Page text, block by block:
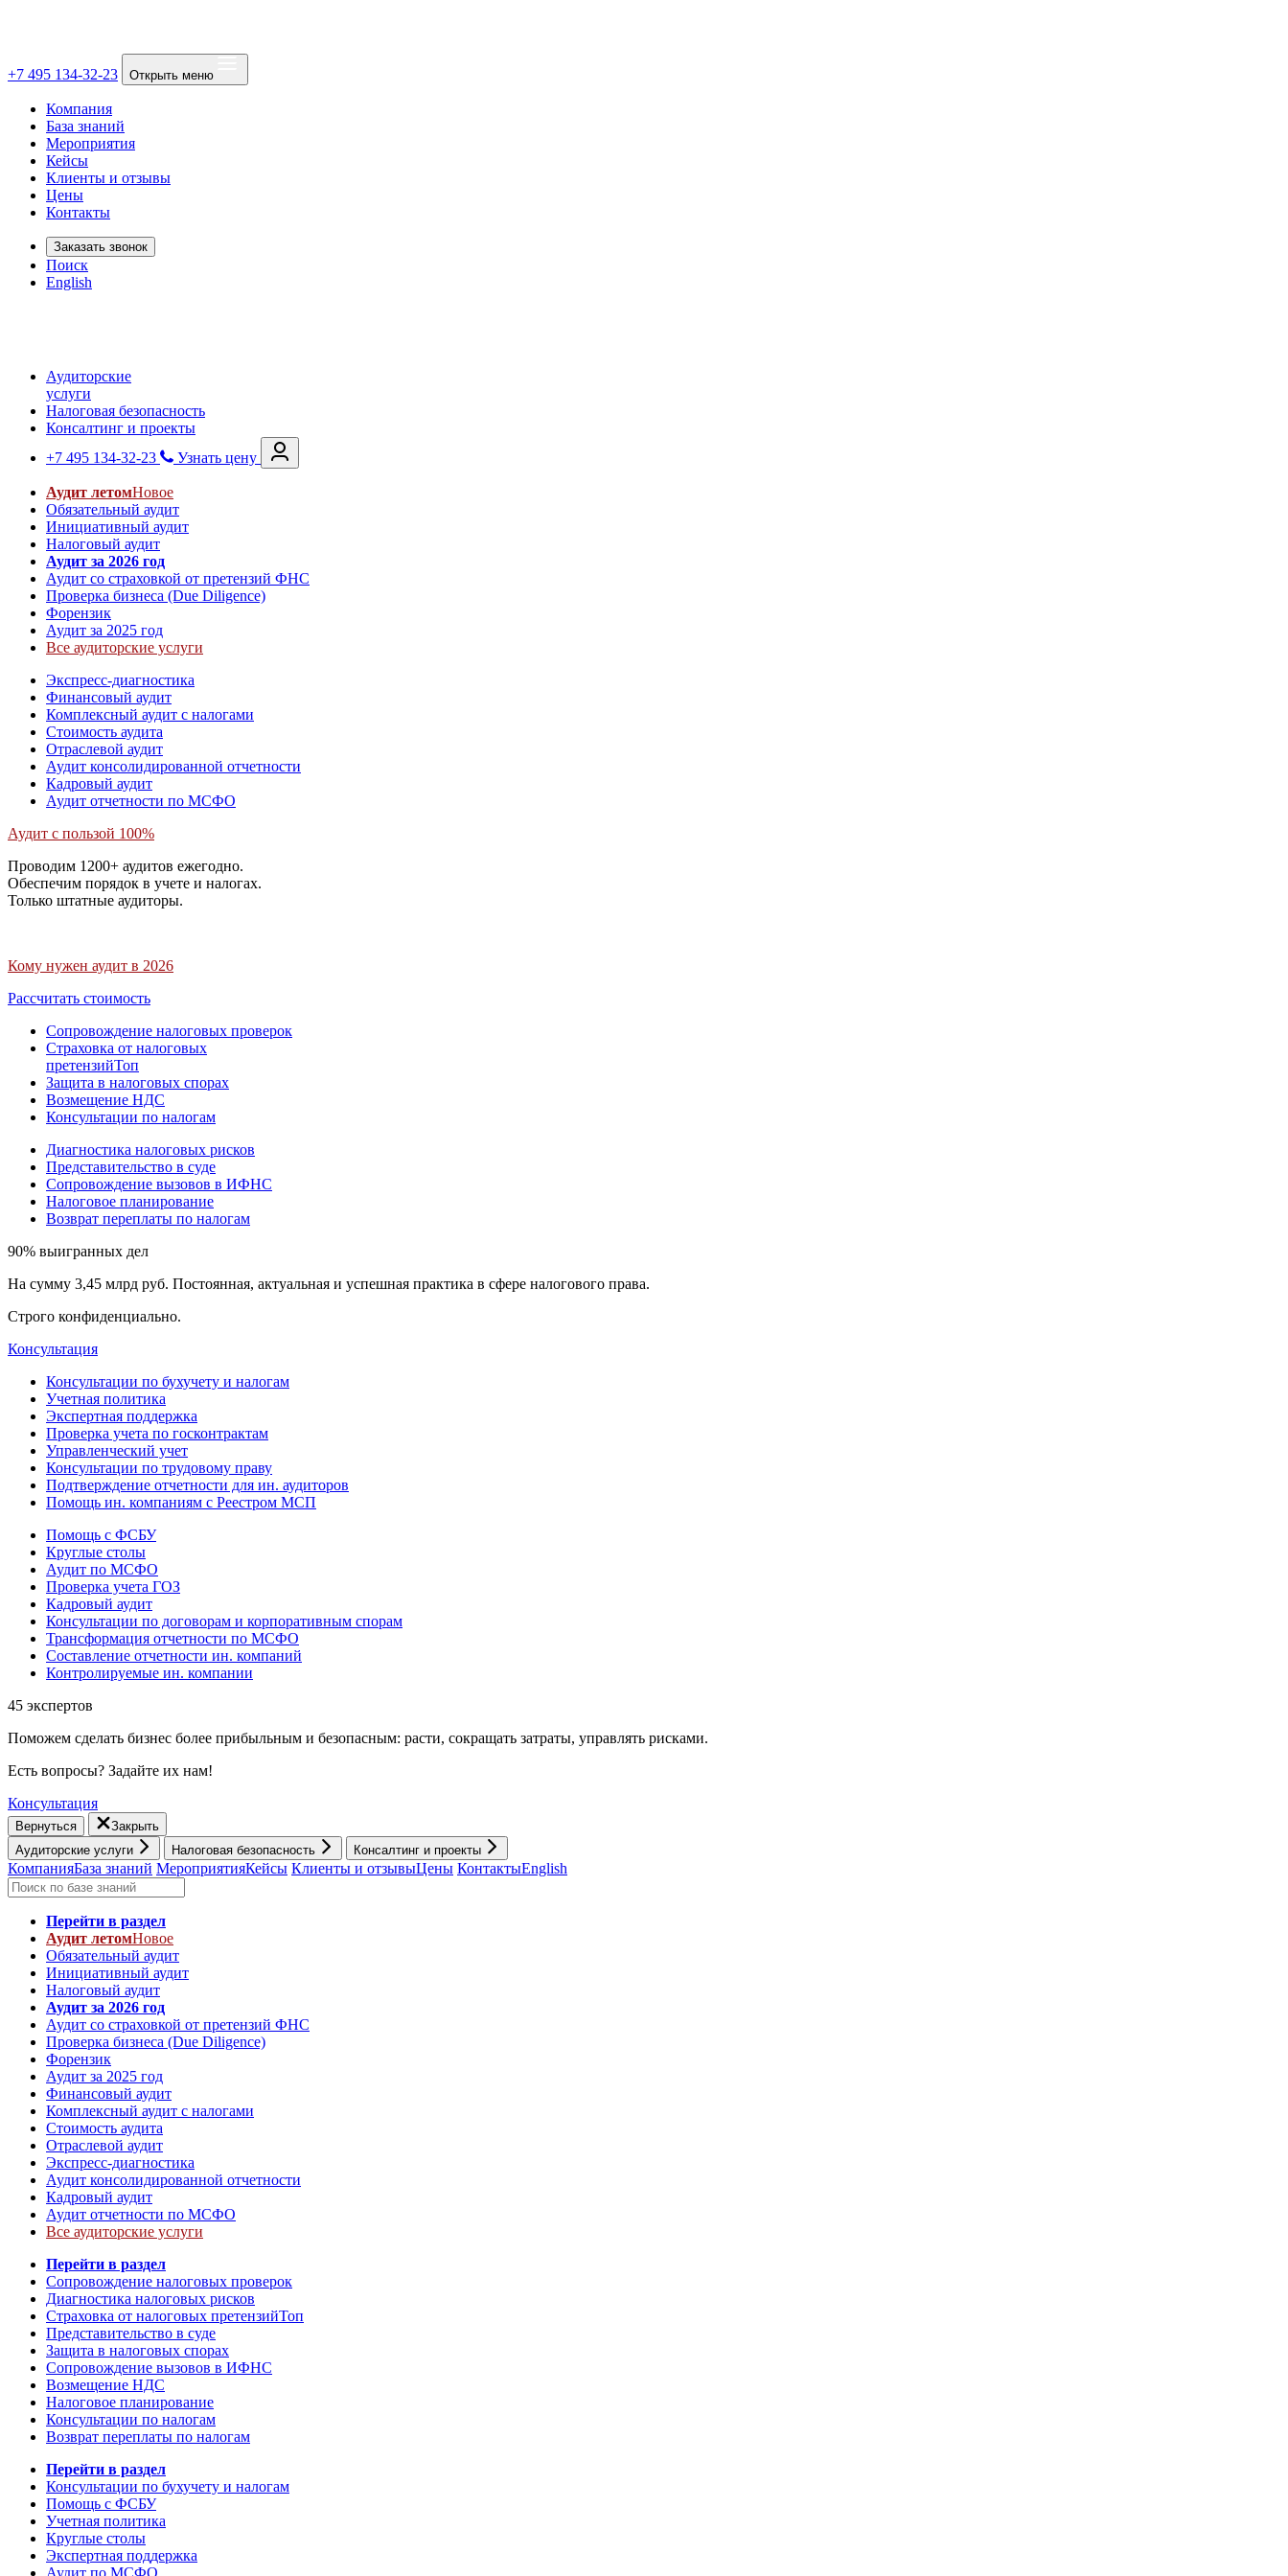
+7 495 134-32-23 Открыть меню
Компания
База знаний
Мероприятия
Кейсы
Клиенты и отзывы
Цены
Контакты
Заказать звонок
Поиск
English
Аудиторские
услуги
Налоговая безопасность
Консалтинг и проекты
+7 495 134-32-23
Узнать цену
Аудит летомНовое
Обязательный аудит
Инициативный аудит
Налоговый аудит
Аудит за 2026 год
Аудит со страховкой от претензий ФНС
Проверка бизнеса (Due Diligence)
Форензик
Аудит за 2025 год
Все аудиторские услуги
Экспресс-диагностика
Финансовый аудит
Комплексный аудит с налогами
Стоимость аудита
Отраслевой аудит
Аудит консолидированной отчетности
Кадровый аудит
Аудит отчетности по МСФО
Аудит с пользой 100%
Проводим 1200+ аудитов ежегодно.
Обеспечим порядок в учете и налогах.
Только штатные аудиторы.
Кому нужен аудит в 2026
Рассчитать стоимость
Сопровождение налоговых проверок
Страховка от налоговых
претензийТоп
Защита в налоговых спорах
Возмещение НДС
Консультации по налогам
Диагностика налоговых рисков
Представительство в суде
Сопровождение вызовов в ИФНС
Налоговое планирование
Возврат переплаты по налогам
90% выигранных дел
На сумму 3,45 млрд руб. Постоянная, актуальная и успешная практика в сфере налогового права.
Строго конфиденциально.
Консультация
Консультации по бухучету и налогам
Учетная политика
Экспертная поддержка
Проверка учета по госконтрактам
Управленческий учет
Консультации по трудовому праву
Подтверждение отчетности для ин. аудиторов
Помощь ин. компаниям с Реестром МСП
Помощь с ФСБУ
Круглые столы
Аудит по МСФО
Проверка учета ГОЗ
Кадровый аудит
Консультации по договорам и корпоративным спорам
Трансформация отчетности по МСФО
Составление отчетности ин. компаний
Контролируемые ин. компании
45 экспертов
Поможем сделать бизнес более прибыльным и безопасным: расти, cокращать затраты, управлять рисками.
Есть вопросы? Задайте их нам!
Консультация
Вернуться
Закрыть
Аудиторские услуги
Налоговая безопасность Консалтинг и проекты
КомпанияБаза знаний МероприятияКейсы Клиенты и отзывыЦены КонтактыEnglish
Перейти в раздел
Аудит летомНовое
Обязательный аудит
Инициативный аудит
Налоговый аудит
Аудит за 2026 год
Аудит со страховкой от претензий ФНС
Проверка бизнеса (Due Diligence)
Форензик
Аудит за 2025 год
Финансовый аудит
Комплексный аудит с налогами
Стоимость аудита
Отраслевой аудит
Экспресс-диагностика
Аудит консолидированной отчетности
Кадровый аудит
Аудит отчетности по МСФО
Все аудиторские услуги
Перейти в раздел
Сопровождение налоговых проверок
Диагностика налоговых рисков
Страховка от налоговых претензийТоп
Представительство в суде
Защита в налоговых спорах
Сопровождение вызовов в ИФНС
Возмещение НДС
Налоговое планирование
Консультации по налогам
Возврат переплаты по налогам
Перейти в раздел
Консультации по бухучету и налогам
Помощь с ФСБУ
Учетная политика
Круглые столы
Экспертная поддержка
Аудит по МСФО